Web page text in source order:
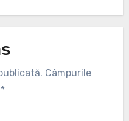
Câmpurile
*